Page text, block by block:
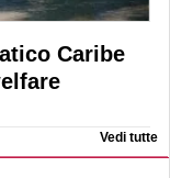
Caribe
Vedi tutte